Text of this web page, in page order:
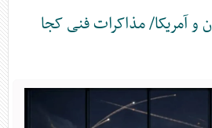
و آمریکا/ مذاکرات فنی کجا